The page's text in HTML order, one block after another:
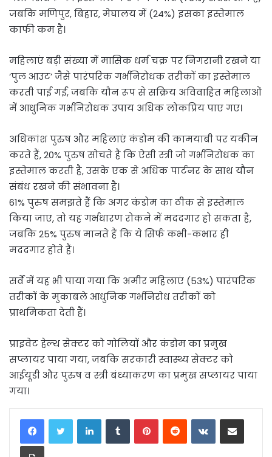
जबकि मणिपुर, बिहार, मेघालय में (24%) इसका इस्तेमाल
काफी कम है।
महिलाएं बड़ी संख्या में मासिक धर्म चक्र पर निगरानी रखने या
‘पुल आउट’ जैसे पारंपरिक गर्भनिरोधक तरीकों का इस्तेमाल
करती पाई गईं, जबकि यौन रूप से सक्रिय अविवाहित महिलाओं
में आधुनिक गर्भनिरोधक उपाय अधिक लोकप्रिय पाए गए।
अधिकांश पुरुष और महिलाएं कंडोम की कामयाबी पर यकीन
करते हैं, 20% पुरुष सोचते हैं कि ऐसी स्त्री जो गर्भनिरोधक का
इस्तेमाल करती है, उसके एक से अधिक पार्टनर के साथ यौन
संबंध रखने की संभावना है।
61% पुरुष समझते हैं कि अगर कंडोम का ठीक से इस्तेमाल
किया जाए, तो यह गर्भधारण रोकने में मददगार हो सकता है,
जबकि 25% पुरुष मानते हैं कि ये सिर्फ कभी-कभार ही
मददगार होते हैं।
सर्वे में यह भी पाया गया कि अमीर महिलाएं (53%) पारंपरिक
तरीकों के मुकाबले आधुनिक गर्भनिरोध तरीकों को
प्राथमिकता देती हैं।
प्राइवेट हेल्थ सेक्टर को गोलियों और कंडोम का प्रमुख
सप्लायर पाया गया, जबकि सरकारी स्वास्थ्य सेक्टर को
आईयूडी और पुरुष व स्त्री बंध्याकरण का प्रमुख सप्लायर पाया
गया।
LinkedInTumblrPinterestReddit VKontakteShare via Email
Print